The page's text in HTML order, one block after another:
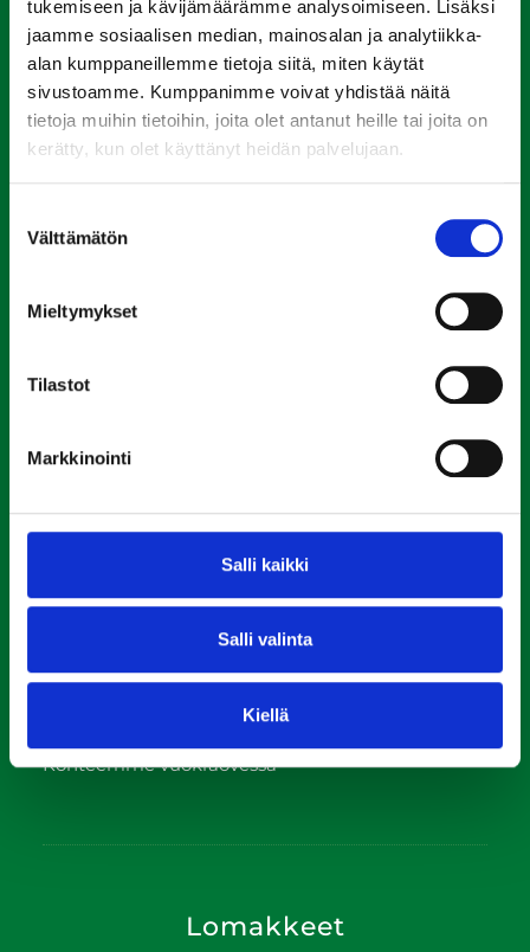
tukemiseen ja kävijämäärämme analysoimiseen. Lisäksi
jaamme sosiaalisen median, mainosalan ja analytiikka-
alan kumppaneillemme tietoja siitä, miten käytät
sivustoamme. Kumppanimme voivat yhdistää näitä
tietoja muihin tietoihin, joita olet antanut heille tai joita on
kerätty, kun olet käyttänyt heidän palvelujaan.
valinta
Välttämätön
Mieltymykset
Tilastot
Markkinointi
Salli kaikki
Salli valinta
Kiellä
Huolto
Ajankohtaista
Usein kysyttyä
Meistä
Yhteys­tiedot
In English
Kohteemme vuokraovessa
Lomakkeet